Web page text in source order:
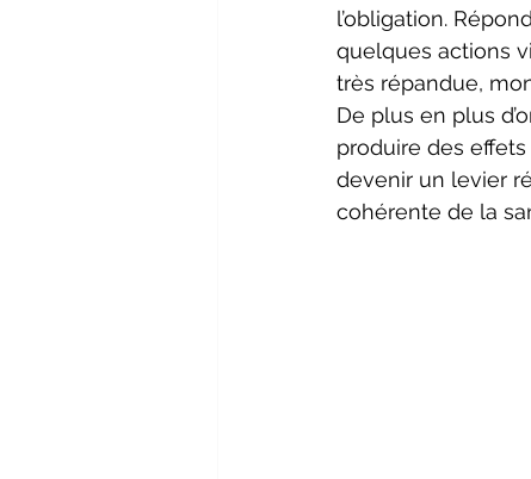
l’obligation.
quelques actions
très répandue,
De plus en plus
produire des
devenir un levier
cohérente de la